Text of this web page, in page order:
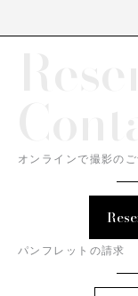
オンラインで撮影の
パンフレットの請求